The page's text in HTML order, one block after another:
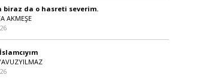
biraz da o hasreti severim.
AKMEŞE